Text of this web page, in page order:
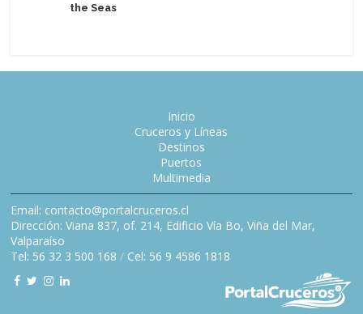
the Seas
Inicio
Cruceros y Líneas
Destinos
Puertos
Multimedia
Email: contacto@portalcruceros.cl
Dirección: Viana 837, of. 214, Edificio Vía Bo, Viña del Mar,
Valparaíso
Tel: 56 32 3 500 168 / Cel: 56 9 4586 1818